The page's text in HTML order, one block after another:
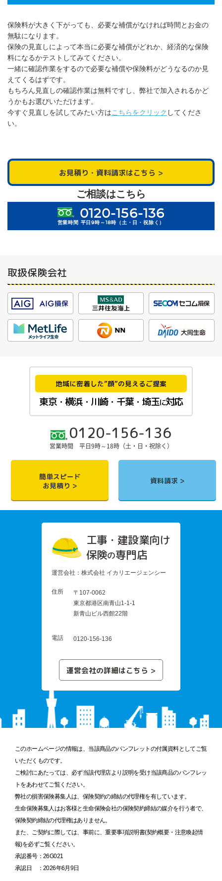
保険料が大きく下がっても、必要な補償がなければ時間とお金の
無駄になります。
保険の見直しによって本当に必要な補償がどれか、経済的な保険
料になるかテストしてみてください。
一緒に確認作業をするので必要な補償や保険料がどうなるのか見
えてくるはずです。
もちろん見直しの確認作業は無料ですし、弊社で加入されるかど
うかもお選びいただけます。
今すぐ見直しを試してみたい方はこちらをクリック してくださ
い。
お見積り・資料請求はこちら
ご相談はこちら
0120-156-136
営業時間 平日9時～18時（土・日・祝除く）
取扱保険会社
地域に密着した”顔”の見えるご提案
東京・横浜・川崎・千葉・埼玉に対応
0120-156-136
営業時間 平日9時～18時（土・日・祝除く）
簡単スピード
お見積り
資料請求
工事・建設業向け
保険の専門店
運営会社：株式会社 イカリエージェンシー
住所
〒107-0062
東京都港区南青山1-1-1
新青山ビル西館22階
電話 0120-156-136
運営会社の詳細はこちら
このホームページの情報は、当該商品のパンフレットの付属資料としてご覧
いただくものです。
ご検討にあたっては、必ず当該代理店より説明を受け当該商品のパンフレッ
トをあわせてご覧ください。
弊社の損害保険募集人は、保険契約の締結の代理権を有しています。
生命保険募集人はお客様と生命保険会社の保険契約締結の媒介を行う者で、
保険契約締結の代理権はありません。
また、ご契約に際しては、事前に、重要事項説明書(契約概要・注意喚起情
報)を必ずご覧ください。
承認番号：26G021
承認日 ：2026年6月9日